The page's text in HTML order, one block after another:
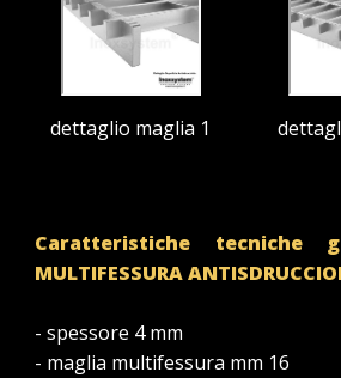
dettaglio maglia 1
Caratteristiche tecniche
MULTIFESSURA
- spessore 4 mm
- maglia multifessura mm 16